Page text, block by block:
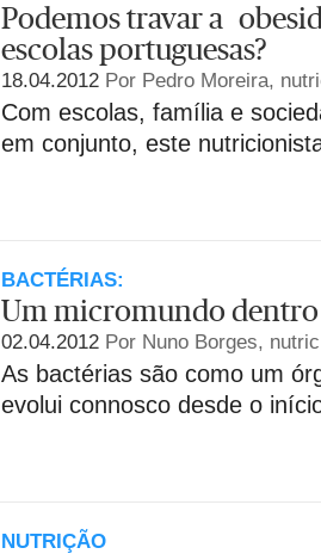
Podemos travar a
escolas portuguesas?
18.04.2012 Por Pedro Moreira,
Com escolas, família e
em conjunto, este
BACTÉRIAS:
Um micromundo dentro
02.04.2012 Por Nuno Borges,
As bactérias são como um
evolui connosco desde o
NUTRIÇÃO